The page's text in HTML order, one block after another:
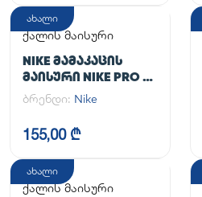
ახალი
ქალის მაისური
NIKE ᲛᲐᲛᲐᲙᲐᲪᲘᲡ
ᲛᲐᲘᲡᲣᲠᲘ NIKE PRO DF
365 CROP LS
ბრენდი: Nike
155,00 ₾
ახალი
ქალის მაისური